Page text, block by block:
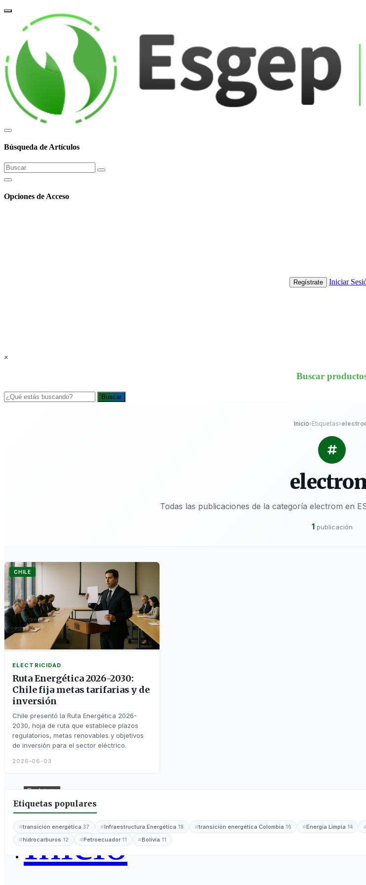
Búsqueda de Artículos
Opciones de Acceso
Regístrate Iniciar
×
Buscar
Buscar
Regístrate
Iniciar Sesión
Inicio
Inicio›Etiquetas›
Todas las publicaciones de la categoría electrom en
1 publicación
CHILE
ELECTRICIDAD
Ruta Energética 2026-2030:
Chile fija metas tarifarias y de
inversión
Chile presentó la Ruta Energética 2026-
2030, hoja de ruta que establece plazos
regulatorios, metas renovables y objetivos
de inversión para el sector eléctrico.
2026-06-03
Etiquetas populares
transición energética 37 Infraestructura Energética 18 transición energética Colombia 16 Energía Limpia 14
hidrocarburos 12 Petroecuador 11 Bolivia 11